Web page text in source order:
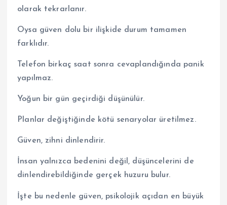
olarak tekrarlanır.
Oysa güven dolu bir ilişkide durum tamamen
farklıdır.
Telefon birkaç saat sonra cevaplandığında panik
yapılmaz.
Yoğun bir gün geçirdiği düşünülür.
Planlar değiştiğinde kötü senaryolar üretilmez.
Güven, zihni dinlendirir.
İnsan yalnızca bedenini değil, düşüncelerini de
dinlendirebildiğinde gerçek huzuru bulur.
İşte bu nedenle güven, psikolojik açıdan en büyük